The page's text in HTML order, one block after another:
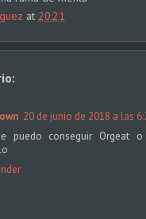
at 20:21
20 de junio de 2018 a las
puedo conseguir Orgeat